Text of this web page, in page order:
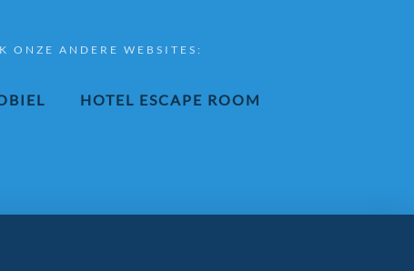
ONZE ANDERE WEBSITES:
HOTEL ESCAPE ROOM